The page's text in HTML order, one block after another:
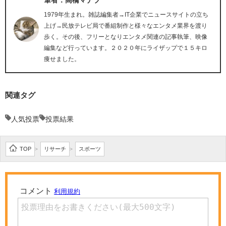
1979年生まれ。雑誌編集者→IT企業でニュースサイトの立ち
上げ→民放テレビ局で番組制作と様々なエンタメ業界を渡り
歩く。その後、フリーとなりエンタメ関連の記事執筆、映像
編集など行っています。２０２０年にライザップで１５キロ
痩せました。
関連タグ
人気投票 投票結果
TOP > リサーチ > スポーツ